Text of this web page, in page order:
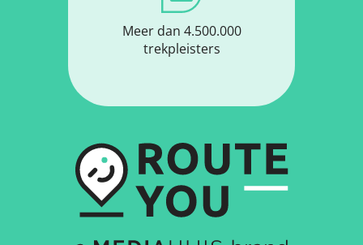
Meer dan 4.500.000
trekpleisters